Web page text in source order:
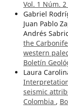
Vol. 1 Núm. 2
Gabriel
Juan Pablo
Andrés
the
western
Boletín
Laura
seismic
Colombia ,